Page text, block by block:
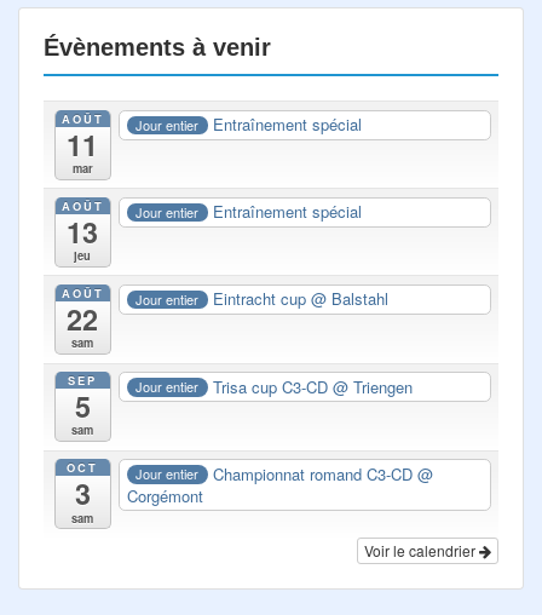
Évènements à venir
AOÛT
11
mar
Jour entier Entraînement spécial
AOÛT
13
jeu
Jour entier Entraînement spécial
AOÛT
22
sam
Jour entier Eintracht cup@ Balstahl
SEP
5
sam
Jour entier Trisa cup C3-CD@ Triengen
OCT
3
sam
Jour entier Championnat romand C3-CD@
Corgémont
Voir le calendrier